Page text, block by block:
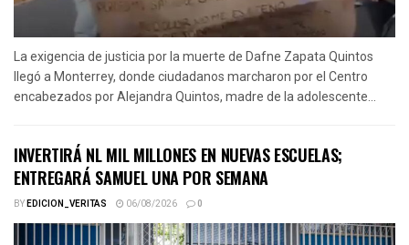
La exigencia de justicia por la muerte de Dafne Zapata Quintos
llegó a Monterrey, donde ciudadanos marcharon por el Centro
encabezados por Alejandra Quintos, madre de la adolescente...
INVERTIRÁ NL MIL MILLONES EN NUEVAS ESCUELAS;
ENTREGARÁ SAMUEL UNA POR SEMANA
BYEDICION_VERITAS 06/08/2026 0